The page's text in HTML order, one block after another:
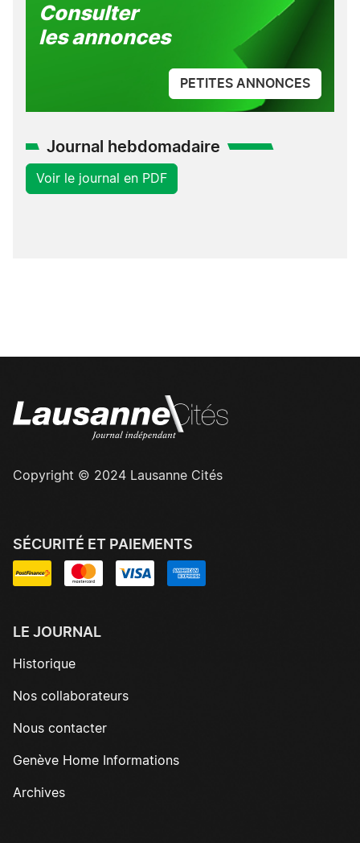
Consulter
les annonces
PETITES ANNONCES
Journal hebdomadaire
Voir le journal en PDF
Copyright © 2024 Lausanne Cités
SÉCURITÉ ET PAIEMENTS
LE JOURNAL
Historique
Nos collaborateurs
Nous contacter
Genève Home Informations
Archives